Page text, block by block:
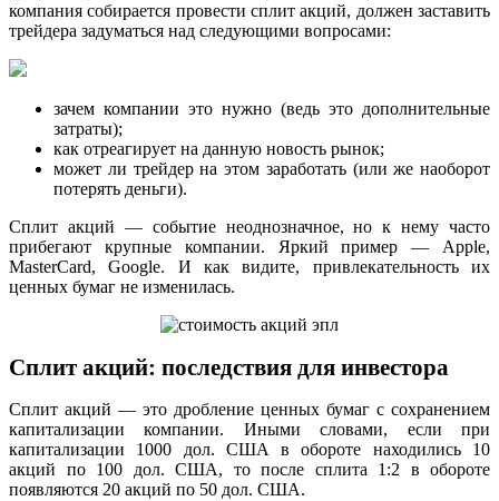
компания собирается провести сплит акций, должен заставить
трейдера задуматься над следующими вопросами:
зачем компании это нужно (ведь это дополнительные
затраты);
как отреагирует на данную новость рынок;
может ли трейдер на этом заработать (или же наоборот
потерять деньги).
Сплит акций — событие неоднозначное, но к нему часто
прибегают крупные компании. Яркий пример — Apple,
MasterCard, Google. И как видите, привлекательность их
ценных бумаг не изменилась.
Сплит акций: последствия для инвестора
Сплит акций — это дробление ценных бумаг с сохранением
капитализации компании. Иными словами, если при
капитализации 1000 дол. США в обороте находились 10
акций по 100 дол. США, то после сплита 1:2 в обороте
появляются 20 акций по 50 дол. США.